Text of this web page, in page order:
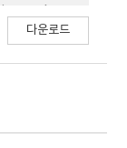
are
다운로드